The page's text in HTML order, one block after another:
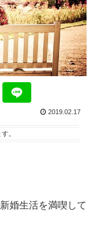
2019.02.17
。
婚生活を満喫して